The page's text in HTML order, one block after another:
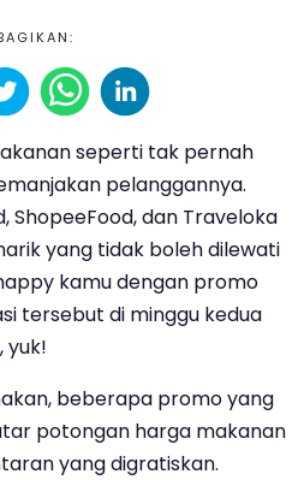
seperti tak pernah
pelanggannya.
ShopeeFood, dan Traveloka
yang tidak boleh dilewati
kamu dengan promo
tersebut di minggu kedua
yuk!
beberapa promo yang
potongan harga makanan
yang digratiskan.